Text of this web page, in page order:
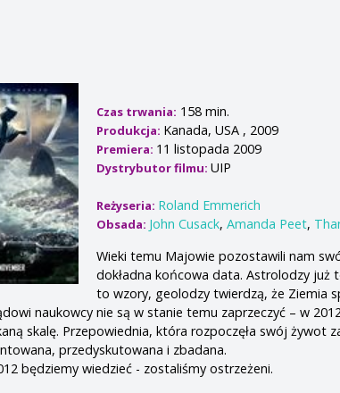
Czas trwania: 158 min.
Produkcja: Kanada, USA , 2009
Premiera: 11 listopada 2009
Dystrybutor filmu:UIP
Reżyseria: Roland Emmerich
Obsada: John Cusack,Amanda Peet,
Wieki temu Majowie pozostawili nam
dokładna końcowa data. Astrolodzy już
to wzory, geolodzy twierdzą, że Ziemia
naukowcy nie są w stanie temu zaprzeczyć – w
skalę. Przepowiednia, która rozpoczęła swój żywot
przedyskutowana i zbadana.
będziemy wiedzieć - zostaliśmy ostrzeżeni.